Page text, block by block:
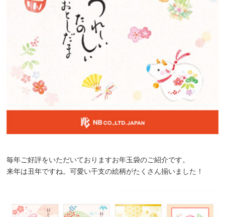
毎年ご好評をいただいておりますお年玉袋のご紹介です。
来年は丑年ですね。可愛い干支の絵柄がたくさん揃いました！